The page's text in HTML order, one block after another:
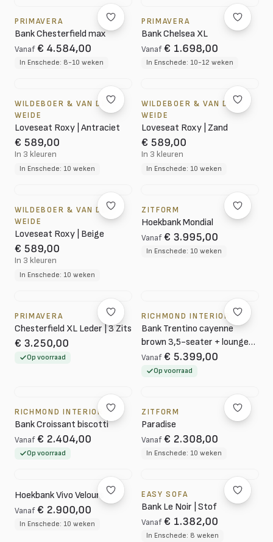
PRIMAVERA
Bank Chesterfield max
Vanaf € 4.584,00
In Enschede: 8-10 weken
PRIMAVERA
Bank Chelsea XL
Vanaf € 1.698,00
In Enschede: 10-12 weken
WILDEBOER & VAN DER
WEIDE
Loveseat Roxy | Antraciet
€ 589,00
In 3 kleuren
In Enschede: 10 weken
WILDEBOER & VAN DER
WEIDE
Loveseat Roxy | Zand
€ 589,00
In 3 kleuren
In Enschede: 10 weken
WILDEBOER & VAN DER
WEIDE
Loveseat Roxy | Beige
€ 589,00
In 3 kleuren
In Enschede: 10 weken
ZITFORM
Hoekbank Mondial
Vanaf € 3.995,00
In Enschede: 10 weken
PRIMAVERA
Chesterfield XL Leder | 3 Zits
€ 3.250,00
Op voorraad
RICHMOND INTERIORS
Bank Trentino cayenne
brown 3,5-seater + lounge
links or rechts
Vanaf € 5.399,00
Op voorraad
RICHMOND INTERIORS
Bank Croissant biscotti
Vanaf € 2.404,00
Op voorraad
ZITFORM
Paradise
Vanaf € 2.308,00
In Enschede: 10 weken
Hoekbank Vivo Velours
Vanaf € 2.900,00
In Enschede: 10 weken
EASY SOFA
Bank Le Noir | Stof
Vanaf € 1.382,00
In Enschede: 8 weken